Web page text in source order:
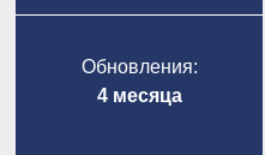
Обновления:
4 месяца